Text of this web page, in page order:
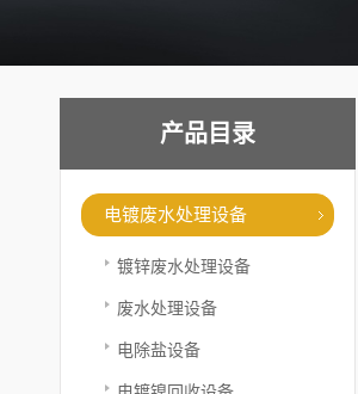
产品目录
电镀废水处理设备
镀锌废水处理设备
废水处理设备
电除盐设备